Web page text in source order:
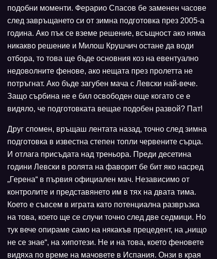
подобни моменти. Ферарио Спасов бе заменен часове
след завръщането си от зимна подготовка през 2005-а
година. Ако пък се вземе решение, всъщност ако няма
никакво решение и Милош Крушчич остане да води
отбора, то това ще бъде основния коз на евентуално
недоволните фенове, ако нещата през пролетта не
потръгнат. Ако бъде загубен мача с Левски най-вече.
Защо сърбина не е бил освободен още когато се е
видяло, че подготовката вещае подобен развой? Пат!
Друг спомен, връщаш лентата назад, точно след зимна
подготовка в известна степен топли червените сърца.
И отлага присъдата над треньора. Преди десетина
години Левски в ролята на фаворит бе бит яко насред
„Герена“ в първия официален мач. Независимо от
контролите и представянето им в тях на двата тима.
Което е съвсем в играта като потенциална развръзка
на това, което ще се случи точно след две седмици. Но
тук вече опираме само на някакъв прецедент, на „нищо
не се знае“, на хипотези. Не и на това, което феновете
видяха по време на мачовете в Испания. Онзи в края